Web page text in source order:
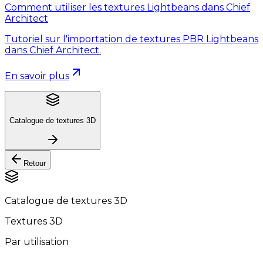
Comment utiliser les textures Lightbeans dans Chief
Architect
Tutoriel sur l'importation de textures PBR Lightbeans
dans Chief Architect.
En savoir plus
Catalogue de textures 3D
Retour
Catalogue de textures 3D
Textures 3D
Par utilisation